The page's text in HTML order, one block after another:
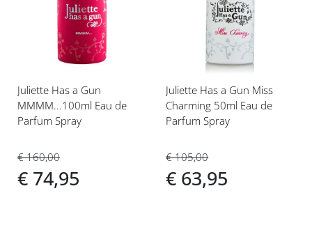
verlanglijst
Juliette Has a Gun
MMMM...100ml Eau de
Parfum Spray
€ 160,00
€ 74,95
verlanglijst
Juliette Has a Gun Miss
Charming 50ml Eau de
Parfum Spray
€ 105,00
€ 63,95